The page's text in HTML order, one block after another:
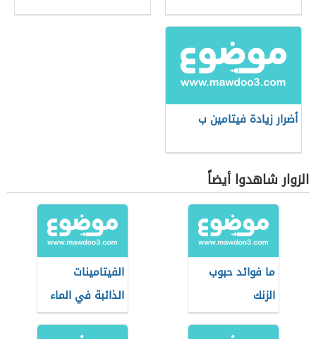
أضرار زيادة فيتامين ب
الزوار شاهدوا أيضاً
ما فوائد حبوب
الزنك
الفيتامينات
الذائبة في الماء
والدهون